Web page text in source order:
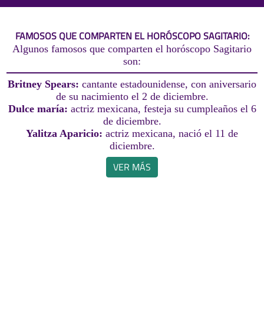
FAMOSOS QUE COMPARTEN EL HORÓSCOPO SAGITARIO:
Algunos famosos que comparten el horóscopo Sagitario
son:
Britney Spears: cantante estadounidense, con aniversario
de su nacimiento el 2 de diciembre.
Dulce maría: actriz mexicana, festeja su cumpleaños el 6
de diciembre.
Yalitza Aparicio: actriz mexicana, nació el 11 de
diciembre.
VER MÁS